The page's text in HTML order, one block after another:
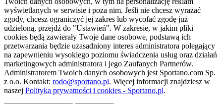
wyświetlanych w serwisie i poza nim. Jeśli nie chcesz wyrażać
zgody, chcesz ograniczyć jej zakres lub wycofać zgodę już
udzieloną, przejdź do "Ustawień". W zakresie, w jakim pliki
cookies będą zawierały Twoje dane osobowe, podstawą ich
przetwarzania będzie uzasadniony interes administratora polegający
na zapewnieniu wysokiego poziomu świadczenia usług oraz działań
marketingowych administratora i jego Zaufanych Partnerów.
Administratorem Twoich danych osobowych jest Sportano.com Sp.
z o.o. Kontakt: rodo@sportano.pl. Więcej informacji znajdziesz w
naszej Polityka prywatności i cookies - Sportano.pl.